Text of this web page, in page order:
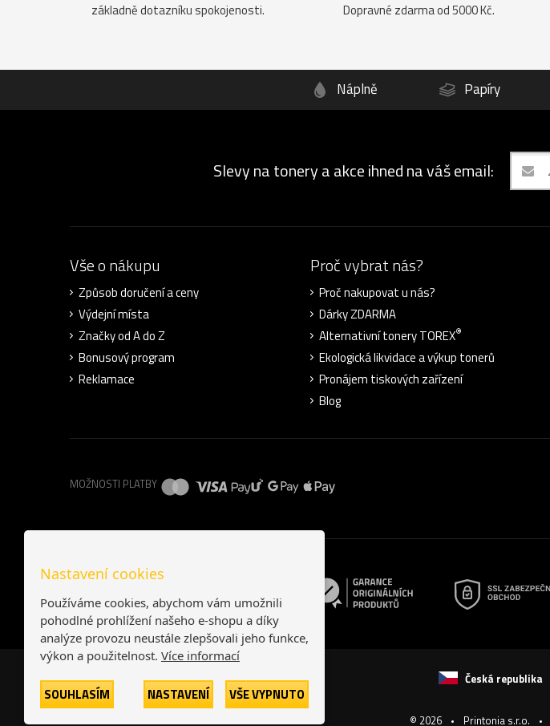
základně dotazníku spokojenosti.
Dopravné zdarma od 5000 Kč.
Náplně Papíry
Slevy na tonery a akce ihned na váš email:
Vše o nákupu
Způsob doručení a ceny
Výdejní místa
Značky od A do Z
Bonusový program
Reklamace
Proč vybrat nás?
Proč nakupovat u nás?
Dárky ZDARMA
Alternativní tonery TOREX®
Ekologická likvidace a výkup tonerů
Pronájem tiskových zařízení
Blog
MOŽNOSTI PLATBY
Česká republika
© 2026 Printonia s.r.o.
Nastavení cookies
Používáme cookies, abychom vám umožnili
pohodlné prohlížení našeho e-shopu a díky
analýze provozu neustále zlepšovali jeho funkce,
výkon a použitelnost. Více informací
SOUHLASÍM NASTAVENÍ VŠE VYPNUTO